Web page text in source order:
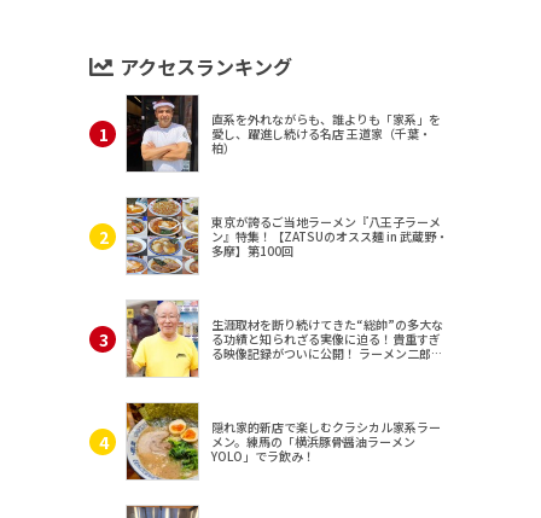
アクセスランキング
直系を外れながらも、誰よりも「家系」を
愛し、躍進し続ける名店 王道家（千葉・
柏）
東京が誇るご当地ラーメン『八王子ラーメ
ン』特集！【ZATSUのオスス麺 in 武蔵野・
多摩】第100回
生涯取材を断り続けてきた“総帥”の多大な
る功績と知られざる実像に迫る！貴重すぎ
る映像記録がついに公開！ ラーメン二郎
隠れ家的新店で楽しむクラシカル家系ラー
メン。練馬の「横浜豚骨醤油ラーメン
YOLO」でラ飲み！